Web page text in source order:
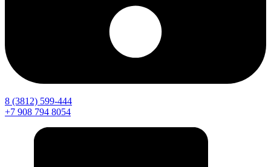
8 (3812) 599-444
+7 908 794 8054